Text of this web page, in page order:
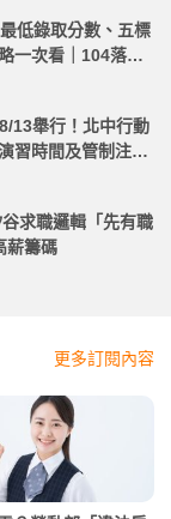
低錄取分數、五標
一次看｜104落點
13舉行！北中行動
習時間及管制注意
求職邏輯「先有職
薪籌碼
更多訂閱內容